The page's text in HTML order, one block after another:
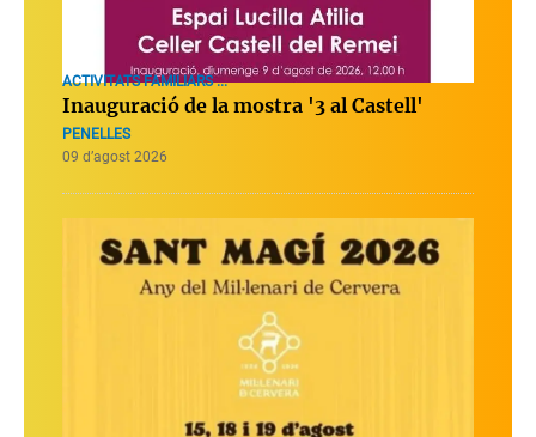
ACTIVITATS FAMILIARS ...
Inauguració de la mostra '3 al Castell'
PENELLES
09 d’agost 2026